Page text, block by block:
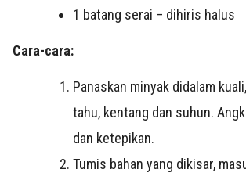
1 batang serai – dihiris halus
Cara-cara:
Panaskan minyak didalam
tahu, kentang dan suhun.
dan ketepikan.
Tumis bahan yang dikisar,